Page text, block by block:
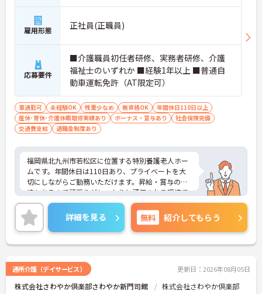
雇用形態 正社員(正職員)
応募要件
■介護職員初任者研修、実務者研修、介護
福祉士のいずれか ■経験1年以上 ■普通自
動車運転免許（AT限定可）
車通勤可 未経験OK 残業少なめ 無資格OK
年間休日110日以上
産休･育休･介護休暇取得実績あり
ボーナス・賞与あり
社会保険完備
交通費支給
退職金制度あり
福岡県北九州市若松区に位置する特別養護老人ホー
ムです。年間休日は110日あり、プライベートを大
切にしながらご勤務いただけます。昇給・賞与の実
績もあるので頑張りがしっかりと評価される環境で
す。ご興味をお持ちの方はお気軽にお問い合わせく
ださい。
詳細を見る 無料 紹介してもらう
通所介護（デイサービス） 更新日：2026年08月05日
株式会社さわやか倶楽部さわやか新門司館 株式会社さわやか倶楽部